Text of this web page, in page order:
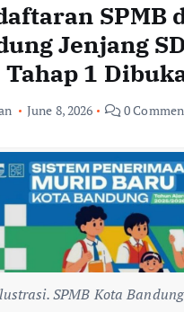
SPMB
Jenjang
Tahap 1
June 8, 2026 0
SPMB Kota